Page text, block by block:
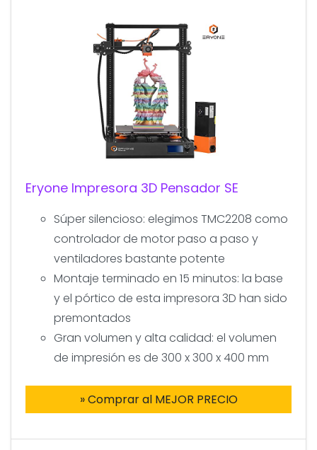
Eryone Impresora 3D Pensador SE
Súper silencioso: elegimos TMC2208 como
controlador de motor paso a paso y
ventiladores bastante potente
Montaje terminado en 15 minutos: la base
y el pórtico de esta impresora 3D han sido
premontados
Gran volumen y alta calidad: el volumen
de impresión es de 300 x 300 x 400 mm
» Comprar al MEJOR PRECIO